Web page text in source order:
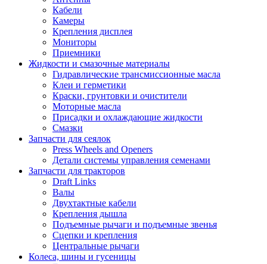
Кабели
Камеры
Крепления дисплея
Мониторы
Приемники
Жидкости и смазочные материалы
Гидравлические трансмиссионные масла
Клеи и герметики
Краски, грунтовки и очистители
Моторные масла
Присадки и охлаждающие жидкости
Смазки
Запчасти для сеялок
Press Wheels and Openers
Детали системы управления семенами
Запчасти для тракторов
Draft Links
Валы
Двухтактные кабели
Крепления дышла
Подъемные рычаги и подъемные звенья
Сцепки и крепления
Центральные рычаги
Колеса, шины и гусеницы